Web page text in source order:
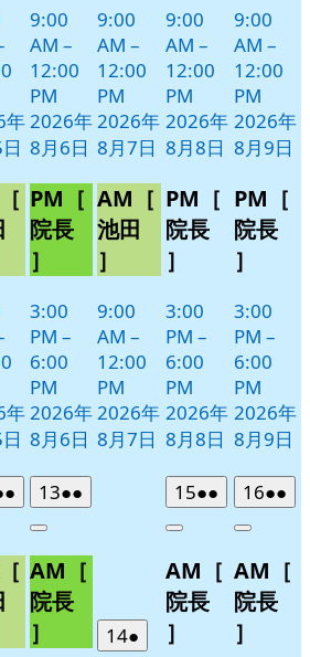
年
年
9:00
AM –
12:00
PM
2026年
8月6日
PM［
院長
］
3:00
PM –
6:00
PM
2026年
8月6日
9:00
AM –
12:00
PM
2026年
8月7日
AM［
池田
］
9:00
AM –
12:00
PM
2026年
8月7日
9:00
AM –
12:00
PM
2026年
8月8日
PM［
院長
］
3:00
PM –
6:00
PM
2026年
8月8日
9:00
AM –
12:00
PM
2026年
8月9日
PM［
院長
］
3:00
PM –
6:00
PM
2026年
8月9日
日
件
イ
ベ
ト)
132026
年
月
13
日
●●
件
イ
ン
ト)
Close
AM［
院長
］
142026
●
152026
年
月
15
日
●●
件
イ
ベ
ト)
Close
AM［
院長
］
162026
年
月
16
日
●●
件
イ
Close
AM［
院長
］